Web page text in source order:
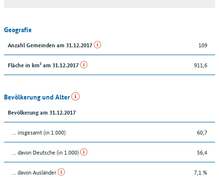
Geografie
Anzahl Gemeinden am 31.12.2017 109
Fläche in km² am 31.12.2017 911,6
Bevölkerung und Alter
Bevölkerung am 31.12.2017
... insgesamt (in 1.000) 60,7
... davon Deutsche (in 1.000) 56,4
... davon Ausländer 7,1 %